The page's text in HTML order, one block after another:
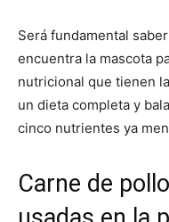
Será fundamental
encuentra la mascota
nutricional que tienen
un dieta completa y
cinco nutrientes ya
Carne de